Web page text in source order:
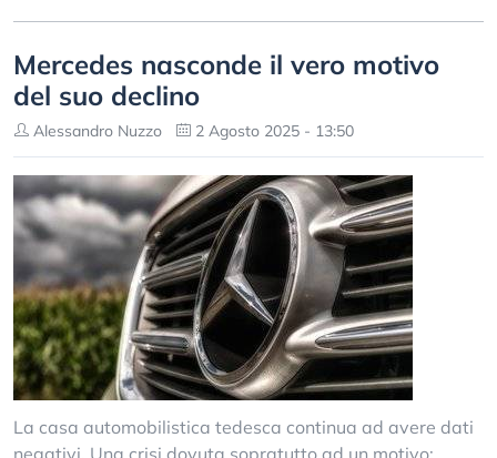
Mercedes nasconde il vero motivo
del suo declino
Alessandro Nuzzo 2 Agosto 2025 - 13:50
La casa automobilistica tedesca continua ad avere dati
negativi. Una crisi dovuta sopratutto ad un motivo: